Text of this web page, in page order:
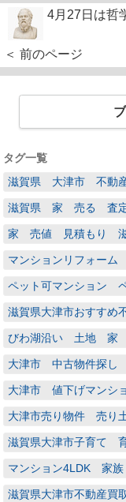
4月27日は哲
＜ 前のページ
タグ一覧
滋賀県 大津市 不動
滋賀県 家 売る 査
家 売値 見積もり
マンションリフォー
ペット可マンション
滋賀県大津市おすすめ
びわ湖沿い 土地 家
大津市 中古物件探し
大津市 値下げマンシ
大津市売り物件 売
滋賀県大津市子育て
マンション4LDK 家
滋賀県大津市不動産